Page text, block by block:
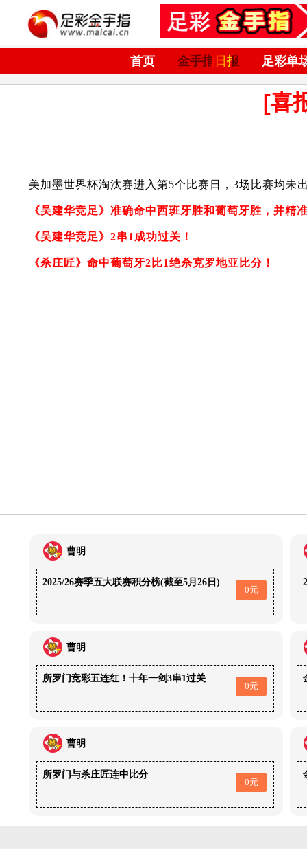
首页 金手指日报 足彩单
[喜
美加墨世界杯淘汰赛进入第5个比赛日，3场比赛均未
《吴建华竞足》准确命中西班牙胜和葡萄牙胜，并精
《吴建华竞足》2串1成功过关！
《杀庄匠》命中葡萄牙2比1绝杀克罗地亚比分！
曹明
2025/26赛季五大联赛积分榜(截至5月26日)
0元
曹明
所罗门竞彩五连红！十年一剑3串1过关
0元
曹明
所罗门与杀庄匠连中比分
0元